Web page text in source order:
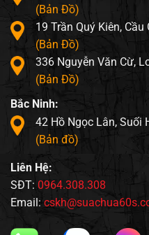
(Bản Đồ)
19 Trần Quý Kiên, Cầu
(Bản Đồ)
336 Nguyễn Văn Cừ,
(Bản Đồ)
Bắc Ninh:
42 Hồ Ngọc Lân, Suối
(Bản đồ)
Liên Hệ:
SĐT: 0964.308.308
Email: